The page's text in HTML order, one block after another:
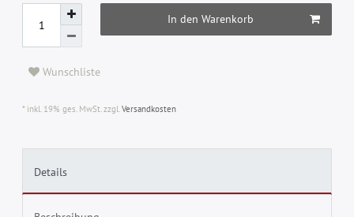
In den Warenkorb
Wunschliste
* inkl. 19% ges. MwSt. zzgl.Versandkosten
Details